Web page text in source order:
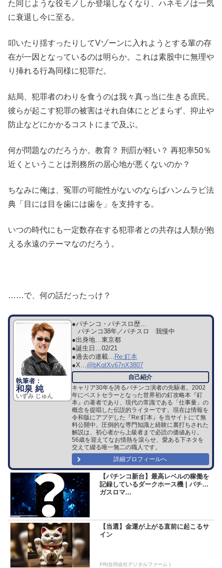
た同じような役モノしか登場しなくなり、ハネモノは一気
に衰退し今に至る。
叩いたり揺すったりしてVゾーンに入れようとする輩の存
在が一因となっているのは明らか。これは素股中に無理や
り挿れる行為同様に犯罪だ。
結局、犯罪者のわりを食うのは我々真っ当に生きる庶民。
彼らが起こす犯罪の被害はそれ自体にとどまらず、抑止や
防止などにかかるコストにまで及ぶ。
何が問題なのだろうか。教育？ 刑罰が軽い？ 再犯率50％
近くということは刑務所の居心地が悪くないのか？
ちなみに俺は、冤罪の可能性がないのならばハンムラビ法
典「目には目を歯には歯を」を支持する。
いつの時代にも一定数存在する犯罪者との共存は人類が抱
える永遠のテーマなのだろう。
……で、何の話だったっけ？
和泉 純
いずみ じゅん
●パチンコ・パチスロ歴…
パチンコ38年／パチスロ 我慢中
●出身地…東京都
●誕生日…02/21
●過去の連載… Re:釘本
●X…@bKqtXv67nX3807
キャリア30年を誇るパチンコ演者の先駆者。2002
年にベストセラーとなった世界初の釘攻略本『釘
本』の著者であり、現代の常識である「仕事量」の
概念を提唱した伝説的ライターです。現在は情報を
令和版にアプデした『Re:釘本』を当サイトにて無
料公開中。圧倒的な専門知識と経験に裏打ちされた
解説は、初心者から上級者まで必読の価値あり。
56歳を迎えてなお情熱を滾らせ、愛ある下ネタを
交えて綴る唯一無二の職人です。
詳細プロフィールへ
【パチンコ新台】最高レベルの稼働を
記録しているダークホース機 | パチマ
ガスロマ...
【当選】金運が上がる直前に起こるサ
イン
PR(合同会社デジタルファーム )